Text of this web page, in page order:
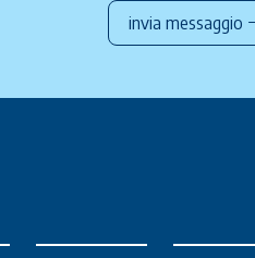
invia messaggio